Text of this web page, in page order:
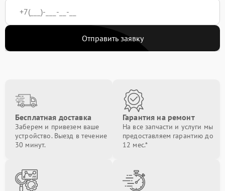
Отправить заявку
Бесплатная доставка
Заберем и привезем ваше
устройство. Выезд в течение
30 минут.
Гарантия на ремонт
На все запчасти и услуги мы
предоставляем гарантию до
12 мес.*